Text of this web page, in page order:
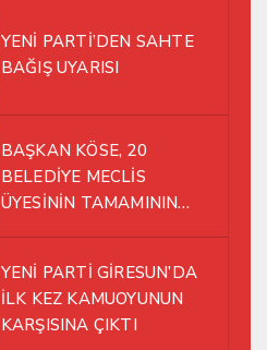
YENİ PARTİ’DEN SAHTE
BAĞIŞ UYARISI
BAŞKAN KÖSE, 20
BELEDİYE MECLİS
ÜYESİNİN TAMAMININ
YÜRÜMEYE KARAR VERDİK
YENİ PARTİ GİRESUN’DA
İLK KEZ KAMUOYUNUN
KARŞISINA ÇIKTI